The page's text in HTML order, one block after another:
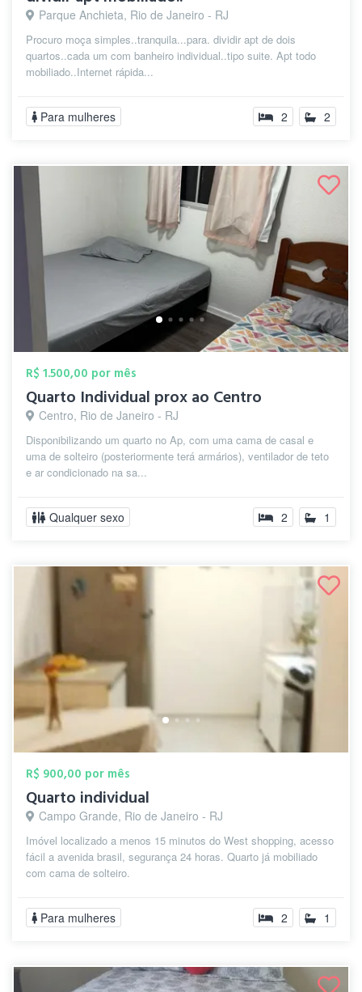
Parque Anchieta, Rio de Janeiro - RJ
Procuro moça simples..tranquila...para. dividir apt de dois
quartos..cada um com banheiro individual..tipo suite. Apt todo
mobiliado..Internet rápida...
Para mulheres 2 2
R$ 1.500,00 por mês
Quarto Individual prox ao Centro
Centro, Rio de Janeiro - RJ
Disponibilizando um quarto no Ap, com uma cama de casal e
uma de solteiro (posteriormente terá armários), ventilador de teto
e ar condicionado na sa...
Qualquer sexo 2 1
R$ 900,00 por mês
Quarto individual
Campo Grande, Rio de Janeiro - RJ
Imóvel localizado a menos 15 minutos do West shopping, acesso
fácil a avenida brasil, segurança 24 horas. Quarto já mobiliado
com cama de solteiro.
Para mulheres 2 1